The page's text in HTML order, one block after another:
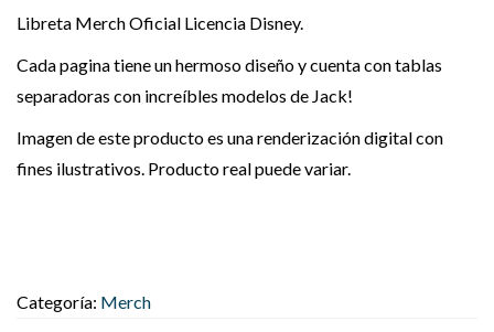
Libreta Merch Oficial Licencia Disney.
Cada pagina tiene un hermoso diseño y cuenta con tablas
separadoras con increíbles modelos de Jack!
Imagen de este producto es una renderización digital con
fines ilustrativos. Producto real puede variar.
Categoría: Merch